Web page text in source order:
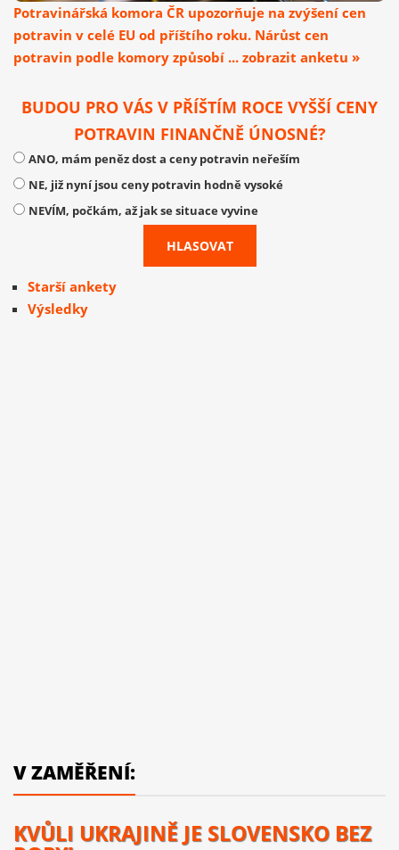
Potravinářská komora ČR upozorňuje na zvýšení cen
potravin v celé EU od příštího roku. Nárůst cen
potravin podle komory způsobí ... zobrazit anketu »
BUDOU PRO VÁS V PŘÍŠTÍM ROCE VYŠŠÍ CENY
POTRAVIN FINANČNĚ ÚNOSNÉ?
ANO, mám peněz dost a ceny potravin neřeším
NE, již nyní jsou ceny potravin hodně vysoké
NEVÍM, počkám, až jak se situace vyvine
Starší ankety
Výsledky
V ZAMĚŘENÍ:
KVŮLI UKRAJINĚ JE SLOVENSKO BEZ